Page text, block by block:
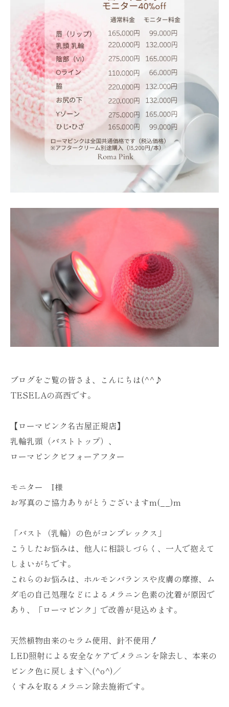
ブログをご覧の皆さま、こんにちは(^^♪
TESELAの高西です。
【ローマピンク名古屋正規店】
乳輪乳頭（バストトップ）、
ローマピンクビフォーアフター
モニター I様
お写真のご協力ありがとうございますm(__)m
「バスト（乳輪）の色がコンプレックス」
こうしたお悩みは、他人に相談しづらく、一人で抱えて
しまいがちです。
これらのお悩みは、ホルモンバランスや皮膚の摩擦、ム
ダ毛の自己処理などによるメラニン色素の沈着が原因で
あり、「ローマピンク」で改善が見込めます。
天然植物由来のセラム使用、針不使用！
LED照射による安全なケアでメラニンを除去し、本来の
ピンク色に戻します＼(^o^)／
くすみを取るメラニン除去施術です。